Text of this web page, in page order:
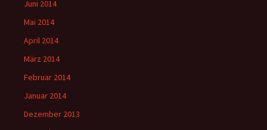
Juni 2014
Mai 2014
April 2014
März 2014
Februar 2014
Januar 2014
Dezember 2013